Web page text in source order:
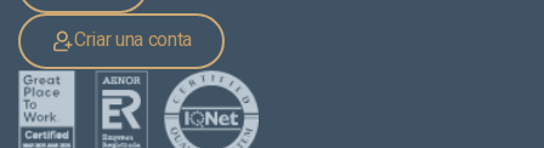
Criar una conta